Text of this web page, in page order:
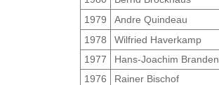
1979
Andre Quindeau
1978
Wilfried Haverkamp
1977
Hans-Joachim
1976
Rainer Bischof